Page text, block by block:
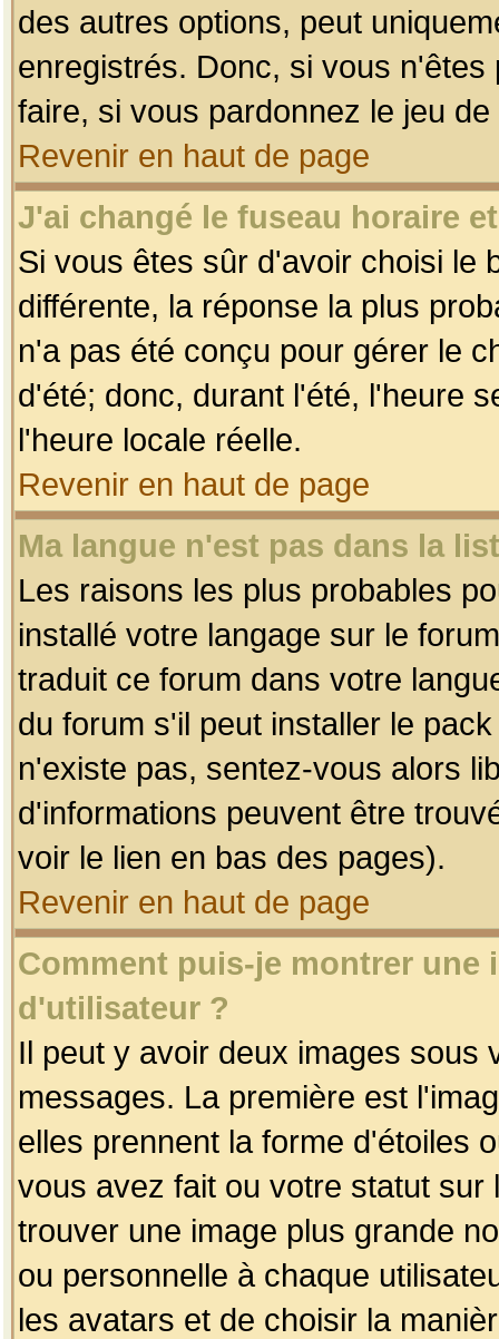
des autres options, peut
enregistrés. Donc, si vous
faire, si vous pardonnez le jeu
Revenir en haut de page
J'ai changé le fuseau horaire
Si vous êtes sûr d'avoir choisi le
différente, la réponse la plus
n'a pas été conçu pour gérer le
d'été; donc, durant l'été, l'heure
l'heure locale réelle.
Revenir en haut de page
Ma langue n'est pas dans la
Les raisons les plus probables
installé votre langage sur le
traduit ce forum dans votre
du forum s'il peut installer le
n'existe pas, sentez-vous alors
d'informations peuvent être
voir le lien en bas des pages).
Revenir en haut de page
Comment puis-je montrer une
d'utilisateur ?
Il peut y avoir deux images sous
messages. La première est
elles prennent la forme d'étoiles
vous avez fait ou votre statut
trouver une image plus grande
ou personnelle à chaque
les avatars et de choisir la